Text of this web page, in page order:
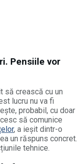
Pensiile vor
să crească cu un
lucru nu va fi
probabil, cu doar
să comunice
, a ieșit dintr-o
un răspuns concret.
tehnice.